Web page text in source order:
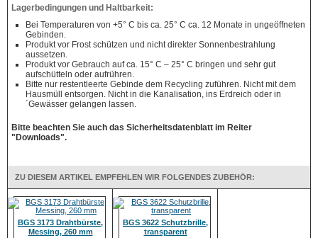
Lagerbedingungen und Haltbarkeit:
Bei Temperaturen von +5° C bis ca. 25° C ca. 12 Monate in ungeöffneten
Gebinden.
Produkt vor Frost schützen und nicht direkter Sonnenbestrahlung
aussetzen.
Produkt vor Gebrauch auf ca. 15° C – 25° C bringen und sehr gut
aufschütteln oder aufrühren.
Bitte nur restentleerte Gebinde dem Recycling zuführen. Nicht mit dem
Hausmüll entsorgen. Nicht in die Kanalisation, ins Erdreich oder in
´Gewässer gelangen lassen.
Bitte beachten Sie auch das Sicherheitsdatenblatt im Reiter
"Downloads".
ZU DIESEM ARTIKEL EMPFEHLEN WIR FOLGENDES ZUBEHÖR:
BGS 3173 Drahtbürste,
Messing, 260 mm
BGS 3622 Schutzbrille,
transparent